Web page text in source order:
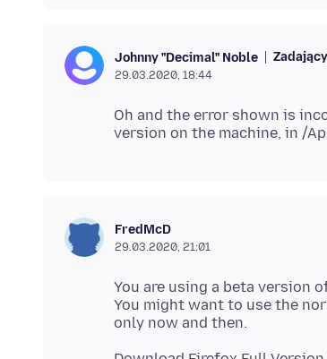
Johnny "Decimal" Noble
29.03.2020, 18:44
Oh and the error shown is
FredMcD
29.03.2020, 21:01
You are using a beta version
You might want to use the